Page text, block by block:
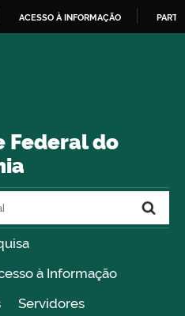
ACESSO À INFORMAÇÃO
Federal do
à Informação
Servidores